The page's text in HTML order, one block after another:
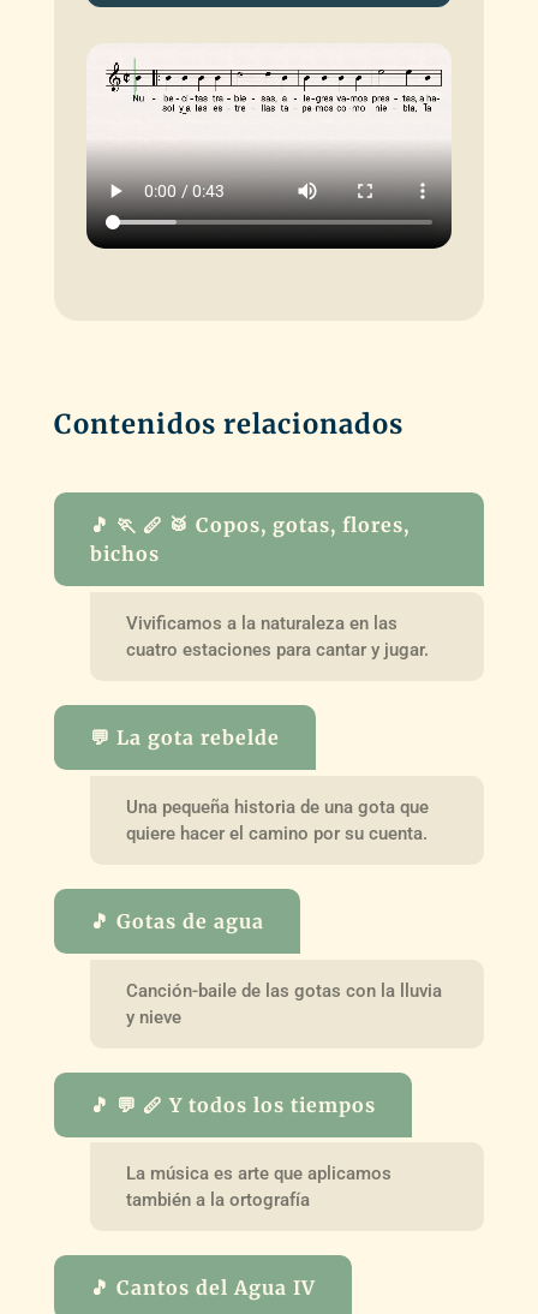
Contenidos relacionados
🎵 🏃 🪈 🥁 Copos, gotas, flores,
bichos
Vivificamos a la naturaleza en las
cuatro estaciones para cantar y jugar.
💬 La gota rebelde
Una pequeña historia de una gota que
quiere hacer el camino por su cuenta.
🎵 Gotas de agua
Canción-baile de las gotas con la lluvia
y nieve
🎵 💬 🪈 Y todos los tiempos
La música es arte que aplicamos
también a la ortografía
🎵 Cantos del Agua IV